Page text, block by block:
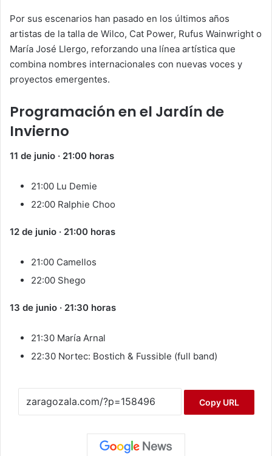
Por sus escenarios han pasado en los últimos años
artistas de la talla de Wilco, Cat Power, Rufus Wainwright o
María José Llergo, reforzando una línea artística que
combina nombres internacionales con nuevas voces y
proyectos emergentes.
Programación en el Jardín de
Invierno
11 de junio · 21:00 horas
21:00 Lu Demie
22:00 Ralphie Choo
12 de junio · 21:00 horas
21:00 Camellos
22:00 Shego
13 de junio · 21:30 horas
21:30 María Arnal
22:30 Nortec: Bostich & Fussible (full band)
Copy URL